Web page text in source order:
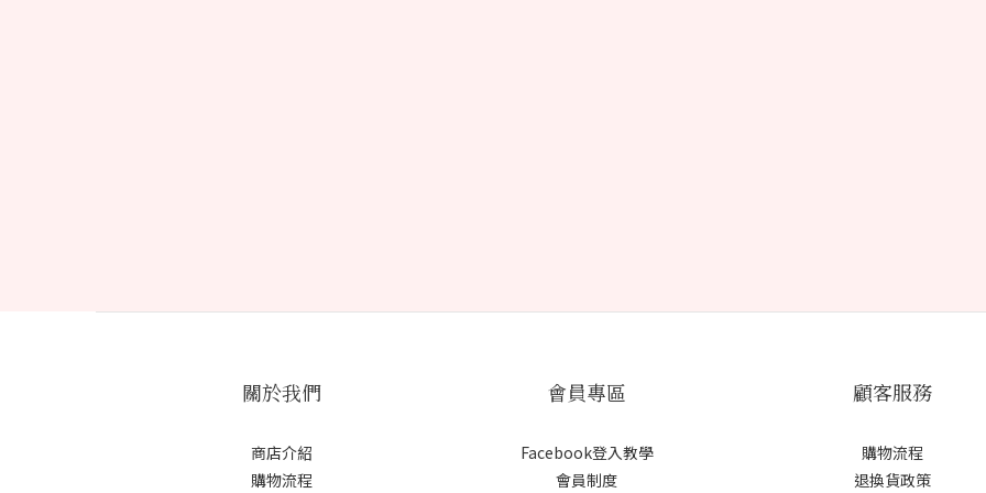
關於我們
商店介紹
購物流程
會員專區
Facebook登入教學
會員制度
顧客服務
購物流程
退換貨政策